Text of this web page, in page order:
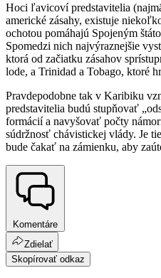
Hoci ľavicoví predstavitelia
americké zásahy, existuje
ochotou pomáhajú Spojeným
Spomedzi nich najvýraznejšie
ktorá od začiatku zásahov
lode, a Trinidad a Tobago, ktoré
Pravdepodobne tak v Karibiku
predstavitelia budú stupňovať
formácií a navyšovať počty
súdržnosť chávistickej vlády. Je
bude čakať na zámienku, aby
Komentáre
Zdielať
Skopírovať odkaz